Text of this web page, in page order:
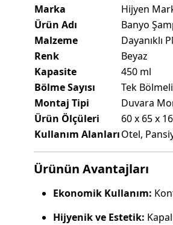
Marka
Hijyen
Ürün Adı
Banyo
Malzeme
Dayanıklı
Renk
Beyaz
Kapasite
450 ml
Bölme Sayısı
Tek Bölmeli
Montaj Tipi
Duvara
Ürün Ölçüleri
60 x 65 x
Kullanım AlanlarıOtel,
Ürünün Avantajları
Ekonomik Kullanım:
Hijyenik ve Estetik: